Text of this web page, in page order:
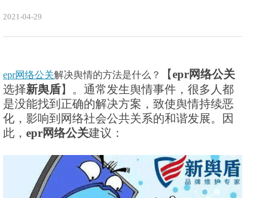
2021-04-29
epr网络公关解决舆情的方法是什么？ 【epr网络公关
选择新舆盾】。通常发生舆情事件，很多人都
是没能找到正确的解决方案，致使舆情持续恶
化，影响到网络社会公共关系的和谐发展。因
此， epr网络公关建议：